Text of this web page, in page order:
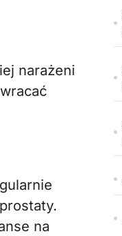
narażeni
na